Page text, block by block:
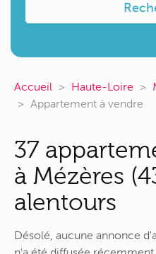
Accueil Haute-Loire
Appartement à vendre
37
à Mézères
alentours
Désolé, aucune annonce